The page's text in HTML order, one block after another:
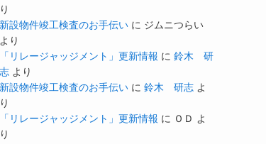
り
新設物件竣工検査のお手伝い に ジムニつらい
より
「リレージャッジメント」更新情報 に 鈴木 研
志 より
新設物件竣工検査のお手伝い に 鈴木 研志 よ
り
「リレージャッジメント」更新情報 に ＯＤ よ
り